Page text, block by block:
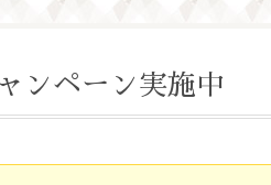
ンペーン実施中